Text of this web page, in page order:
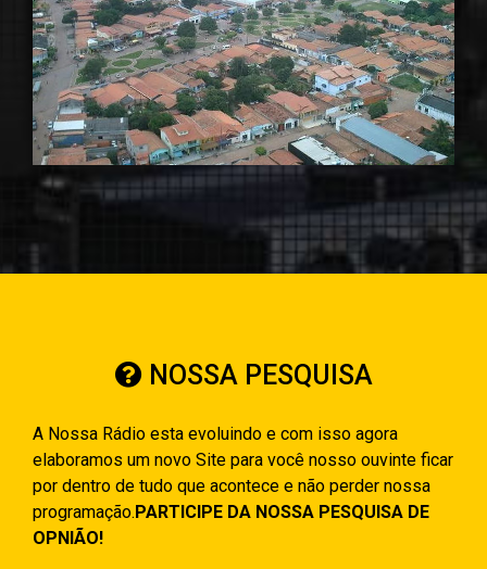
NOSSA PESQUISA
A Nossa Rádio esta evoluindo e com isso agora
elaboramos um novo Site para você nosso ouvinte ficar
por dentro de tudo que acontece e não perder nossa
programação. PARTICIPE DA NOSSA PESQUISA DE
OPNIÃO!